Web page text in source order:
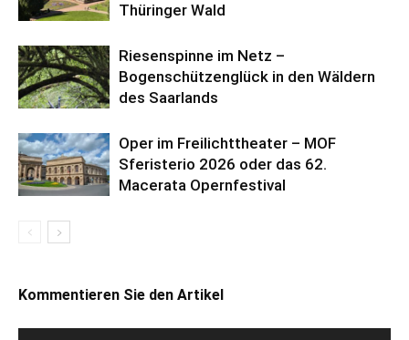
Thüringer Wald
Riesenspinne im Netz –
Bogenschützenglück in den Wäldern
des Saarlands
Oper im Freilichttheater – MOF
Sferisterio 2026 oder das 62.
Macerata Opernfestival
Kommentieren Sie den Artikel